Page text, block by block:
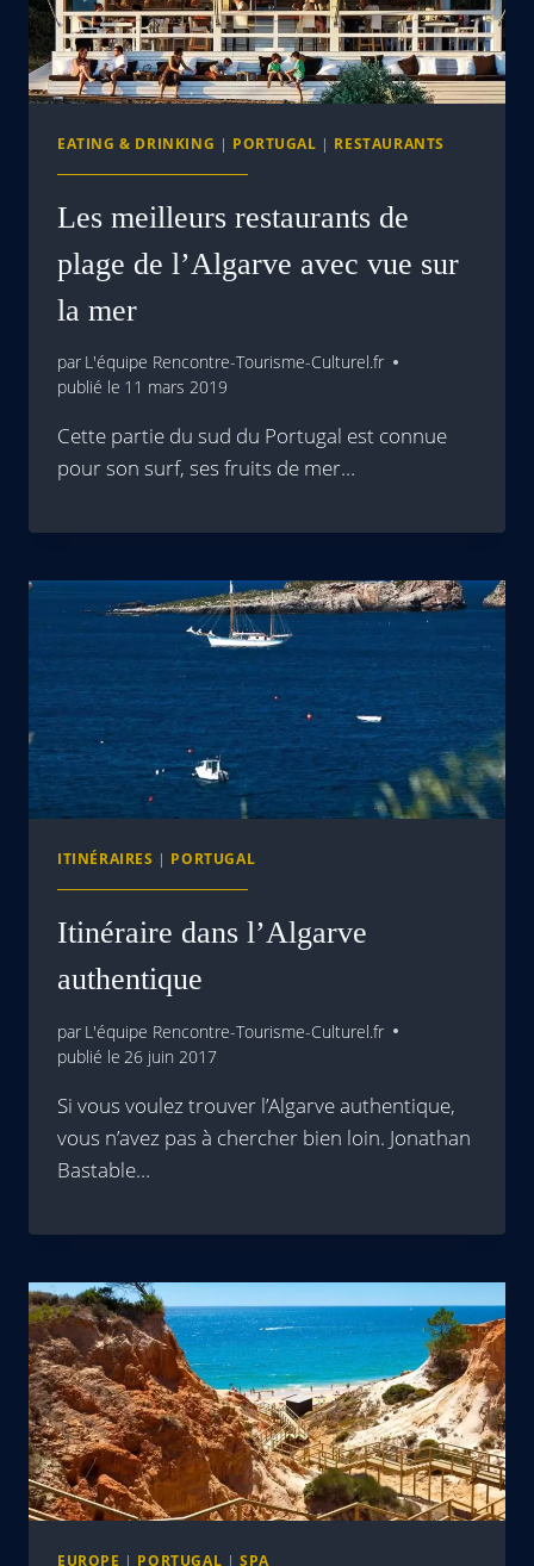
EATING & DRINKING | PORTUGAL | RESTAURANTS
Les meilleurs restaurants de
plage de l’Algarve avec vue sur
la mer
par L'équipe Rencontre-Tourisme-Culturel.fr
publié le 11 mars 2019
Cette partie du sud du Portugal est connue
pour son surf, ses fruits de mer…
ITINÉRAIRES | PORTUGAL
Itinéraire dans l’Algarve
authentique
par L'équipe Rencontre-Tourisme-Culturel.fr
publié le 26 juin 2017
Si vous voulez trouver l’Algarve authentique,
vous n’avez pas à chercher bien loin. Jonathan
Bastable…
EUROPE | PORTUGAL | SPA